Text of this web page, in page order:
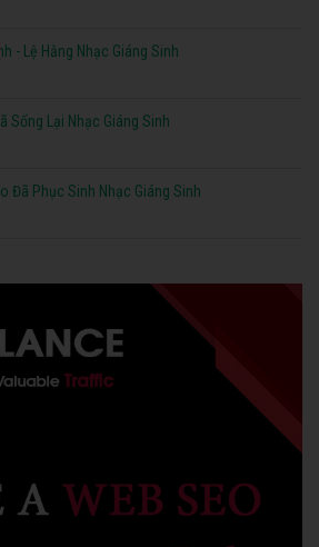
- Lệ Hằng Nhạc Giáng Sinh
Sống Lại Nhạc Giáng Sinh
Đã Phục Sinh Nhạc Giáng Sinh